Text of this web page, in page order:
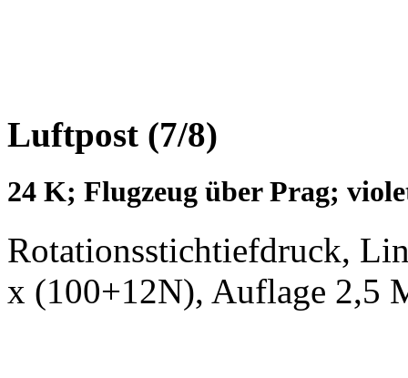
Luftpost (7/8)
24 K; Flugzeug über Prag;
Rotationsstichtiefdruck,
x (100+12N), Auflage 2,5